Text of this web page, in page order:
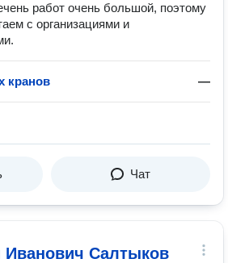
работ очень большой, поэтому
с организациями и
кранов —
Чат
Салтыков